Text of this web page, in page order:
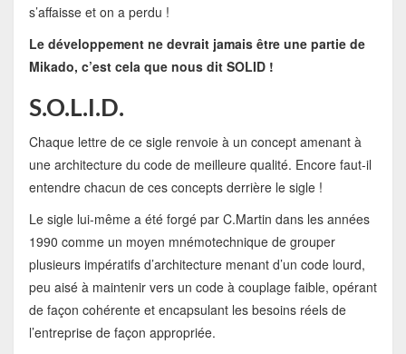
s’affaisse et on a perdu !
Le développement ne devrait jamais être une partie de
Mikado, c’est cela que nous dit SOLID !
S.O.L.I.D.
Chaque lettre de ce sigle renvoie à un concept amenant à
une architecture du code de meilleure qualité. Encore faut-il
entendre chacun de ces concepts derrière le sigle !
Le sigle lui-même a été forgé par C.Martin dans les années
1990 comme un moyen mnémotechnique de grouper
plusieurs impératifs d’architecture menant d’un code lourd,
peu aisé à maintenir vers un code à couplage faible, opérant
de façon cohérente et encapsulant les besoins réels de
l’entreprise de façon appropriée.